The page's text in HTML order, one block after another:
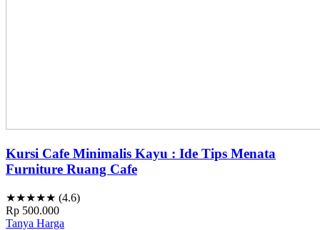
Kursi Cafe Minimalis Kayu : Ide Tips Menata
Furniture Ruang Cafe
★★★★★ (4.6)
Rp 500.000
Tanya Harga